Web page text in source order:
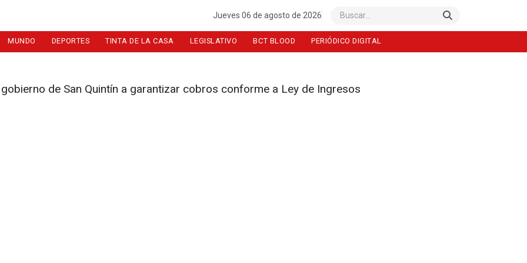
Jueves 06 de agosto de 2026 Buscar
MUNDO DEPORTES TINTA DE LA CASA LEGISLATIVO BCT BLOOD PERIÓDICO DIGITAL